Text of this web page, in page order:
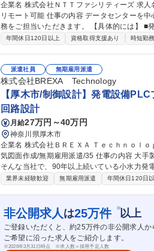
企業名 株式会社ＮＴＴファシリティーズ 求人名 【1-3-1】データセンター電気設備設計技術者（強電・弱電）★
リモート可能 仕事の内容 データセンターを中心とした新築・改修案件において設計者としてエンジニアリング業
務をご担当いただきます。 【具体的には】 ■発電機や受電設備等の強電設備設計(基本計画、実施設計、行政対応
等) ■照明や中央監視等の弱電設備設計(基本
集職種 【1-3-1】データセンター電気設備設
年間休日120日以上 資格取得支援あり 時短勤
派遣社員 無期雇用派遣
株式会社BREXA Technology
【厚木市/制御設計】発電設備
回路設計
月給27万円～40万円
神奈川県厚木市
企業名 株式会社ＢＲＥＸＡ Ｔｅｃｈｎｏｌｏｇｙ 求人名 【厚木市/制御設計】発電設備PLCプログラミ
気図面作成/無期雇用派遣/35 仕事の内容 大手製造業のお客様の製品開発を支える業界大手の技術派遣企業です。
そんな当社で、90年以上続いている小水力発
す。 【1:PLC】制御ロジックの構築：発電機の起動・停止、負荷制御、異常検知などをプログラムで制御。セン
制御。HMI（ヒューマンマシンインターフェ
示・操作。 【2:電気回路】回路図の作成 詳細、備考欄に記載 募集職種 【厚木市/制
ラミング・電気図面作成/無期雇用派遣/35
業界未経験歓迎 無期雇用派遣 年間休日120日
非公開求人 は25万件 ※以上
ご登録いただくと、約25万件の非公開求人か
ご希望に沿った求人をご紹介します。
※2026年3月31日時点 ※求人数＝採用予定人数